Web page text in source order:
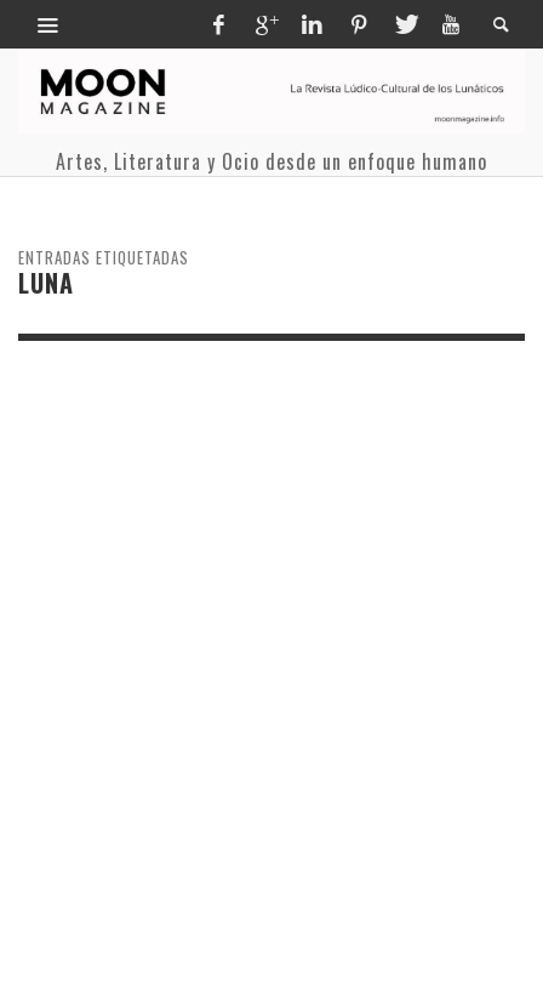
Artes, Literatura y Ocio desde un enfoque humano
ENTRADAS ETIQUETADAS
LUNA